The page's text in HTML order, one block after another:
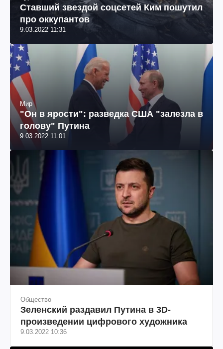
Ставший звездой соцсетей Ким пошутил
про оккупантов
9.03.2022 11:31
Мир
"Он в ярости": разведка США "залезла в
голову" Путина
9.03.2022 11:01
Общество
Зеленский раздавил Путина в 3D-
произведении цифрового художника
9.03.2022 10:36